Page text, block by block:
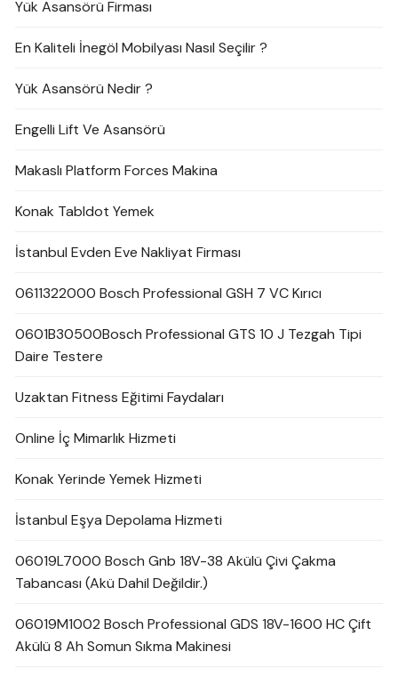
Yük Asansörü Firması
En Kaliteli İnegöl Mobilyası Nasıl Seçilir ?
Yük Asansörü Nedir ?
Engelli Lift Ve Asansörü
Makaslı Platform Forces Makina
Konak Tabldot Yemek
İstanbul Evden Eve Nakliyat Firması
0611322000 Bosch Professional GSH 7 VC Kırıcı
0601B30500Bosch Professional GTS 10 J Tezgah Tipi
Daire Testere
Uzaktan Fitness Eğitimi Faydaları
Online İç Mimarlık Hizmeti
Konak Yerinde Yemek Hizmeti
İstanbul Eşya Depolama Hizmeti
06019L7000 Bosch Gnb 18V-38 Akülü Çivi Çakma
Tabancası (Akü Dahil Değildir.)
06019M1002 Bosch Professional GDS 18V-1600 HC Çift
Akülü 8 Ah Somun Sıkma Makinesi